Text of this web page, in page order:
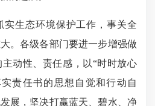
生态环境保护工作，事关全
。各级各部门要进一步增强做
动性、责任感，以“时时放心
责任书的思想自觉和行动自
展，坚决打赢蓝天、碧水、净